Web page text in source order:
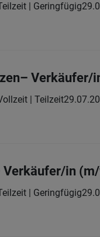
| Geringfügig
| Teilzeit
Verkäufer/in
| Geringfügig